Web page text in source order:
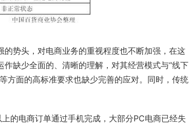
势头，对电商业务的重视程度也不断加强，在这
缺少全面的、清晰的理解，对其经营模式与“线下
方面的高标准要求也缺少完善的应对。同时，传统
的电商订单通过手机完成，大部分PC电商已经失